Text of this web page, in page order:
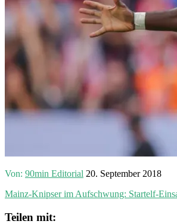
Von: 90min Editorial 20. September 2018
Mainz-Knipser im Aufschwung: Startelf-
Teilen mit: